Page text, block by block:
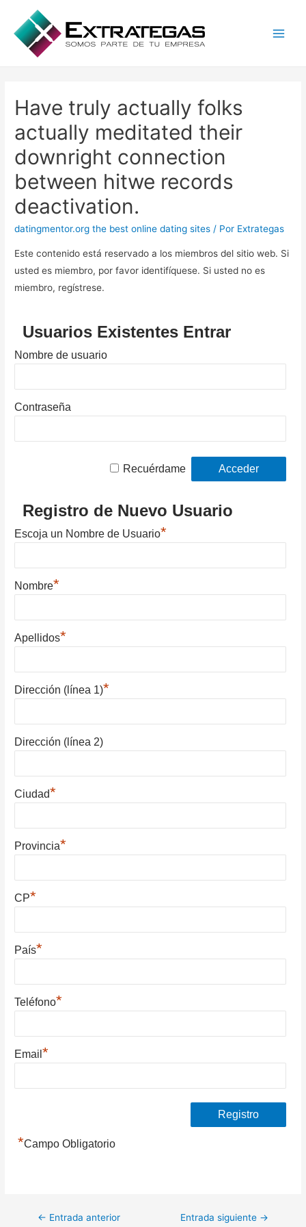
Have truly actually folks
actually meditated their
downright connection
between hitwe records
deactivation.
datingmentor.org the best online dating sites / Por Extrategas
Este contenido está reservado a los miembros del sitio web. Si
usted es miembro, por favor identifíquese. Si usted no es
miembro, regístrese.
Usuarios Existentes Entrar
Nombre de usuario
Contraseña
Recuérdame
Registro de Nuevo Usuario
Escoja un Nombre de Usuario*
Nombre*
Apellidos*
Dirección (línea 1)*
Dirección (línea 2)
Ciudad*
Provincia*
CP*
País*
Teléfono*
Email*
*Campo Obligatorio
Navegación
← Entrada anterior Entrada siguiente →